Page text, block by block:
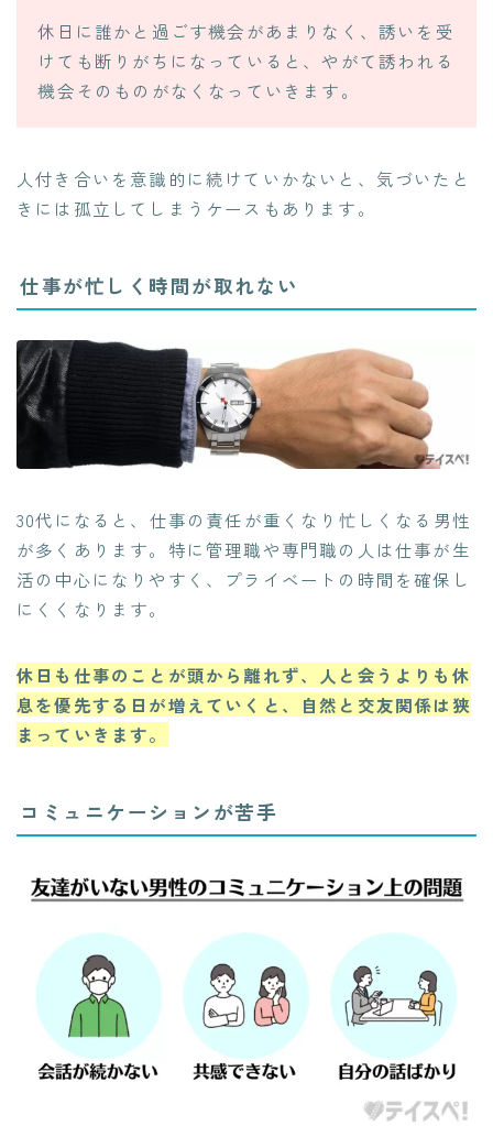
休日に誰かと過ごす機会があまりなく、誘いを受
けても断りがちになっていると、やがて誘われる
機会そのものがなくなっていきます。
人付き合いを意識的に続けていかないと、気づいたと
きには孤立してしまうケースもあります。
仕事が忙しく時間が取れない
30代になると、仕事の責任が重くなり忙しくなる男性
が多くあります。特に管理職や専門職の人は仕事が生
活の中心になりやすく、プライベートの時間を確保し
にくくなります。
休日も仕事のことが頭から離れず、人と会うよりも休
息を優先する日が増えていくと、自然と交友関係は狭
まっていきます。
コミュニケーションが苦手